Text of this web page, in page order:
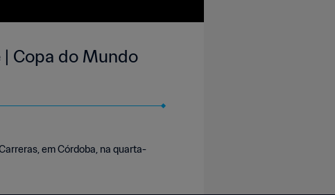
| Copa do Mundo
em Córdoba, na quarta-